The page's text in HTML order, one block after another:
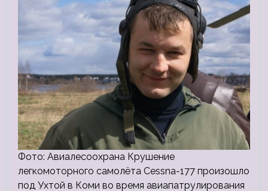
Фото: Авиалесоохрана Крушение
легкомоторного самолёта Cessna-177 произошло
под Ухтой в Коми во время авиапатрулирования